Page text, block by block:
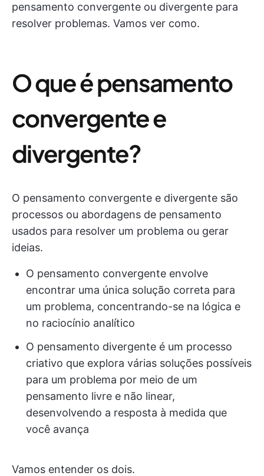
pensamento convergente ou divergente para
resolver problemas. Vamos ver como.
O que é pensamento
convergente e
divergente?
O pensamento convergente e divergente são
processos ou abordagens de pensamento
usados para resolver um problema ou gerar
ideias.
O pensamento convergente envolve
encontrar uma única solução correta para
um problema, concentrando-se na lógica e
no raciocínio analítico
O pensamento divergente é um processo
criativo que explora várias soluções possíveis
para um problema por meio de um
pensamento livre e não linear,
desenvolvendo a resposta à medida que
você avança
Vamos entender os dois.